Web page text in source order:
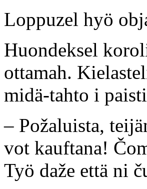
Loppuzel hyö
Huondeksel
ottamah.
midä-tahto i
– Požaluista,
vot kauftana!
Työ daže että ni